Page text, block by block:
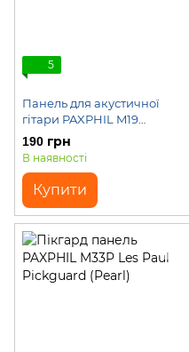
5
Панель для акустичної
гітари PAXPHIL M19
Acoustic Guitar Pickguard
(Brown)
190 грн
В наявності
Купити